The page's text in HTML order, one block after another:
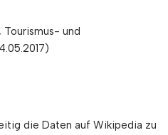
und
die Daten auf Wikipedia zu